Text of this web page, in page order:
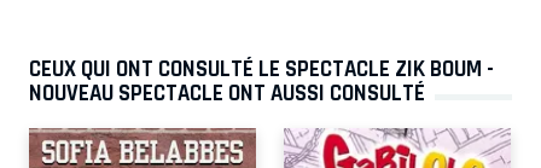
CEUX QUI ONT CONSULTÉ LE SPECTACLE ZIK BOUM -
NOUVEAU SPECTACLE ONT AUSSI CONSULTÉ